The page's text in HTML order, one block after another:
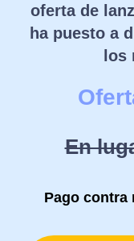
oferta de
ha puesto a
los
En
Pago contra